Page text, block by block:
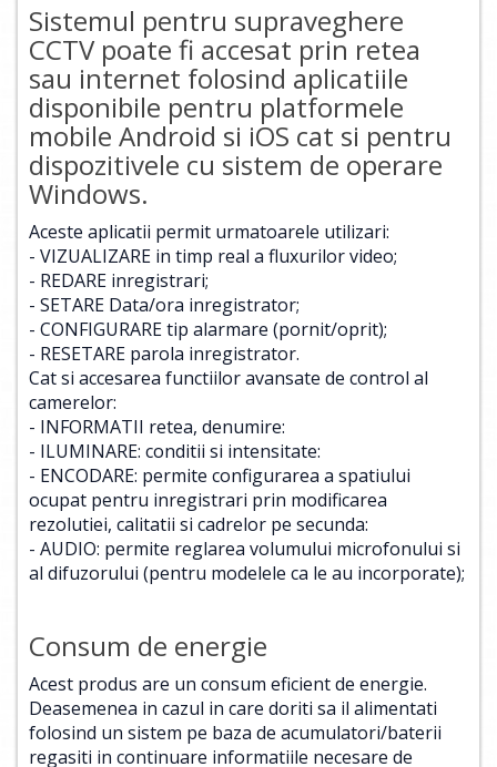
Sistemul pentru supraveghere
CCTV poate fi accesat prin retea
sau internet folosind aplicatiile
disponibile pentru platformele
mobile Android si iOS cat si pentru
dispozitivele cu sistem de operare
Windows.
Aceste aplicatii permit urmatoarele utilizari:
- VIZUALIZARE in timp real a fluxurilor video;
- REDARE inregistrari;
- SETARE Data/ora inregistrator;
- CONFIGURARE tip alarmare (pornit/oprit);
- RESETARE parola inregistrator.
Cat si accesarea functiilor avansate de control al
camerelor:
- INFORMATII retea, denumire:
- ILUMINARE: conditii si intensitate:
- ENCODARE: permite configurarea a spatiului
ocupat pentru inregistrari prin modificarea
rezolutiei, calitatii si cadrelor pe secunda:
- AUDIO: permite reglarea volumului microfonului si
al difuzorului (pentru modelele ca le au incorporate);
Consum de energie
Acest produs are un consum eficient de energie.
Deasemenea in cazul in care doriti sa il alimentati
folosind un sistem pe baza de acumulatori/baterii
regasiti in continuare informatiile necesare de